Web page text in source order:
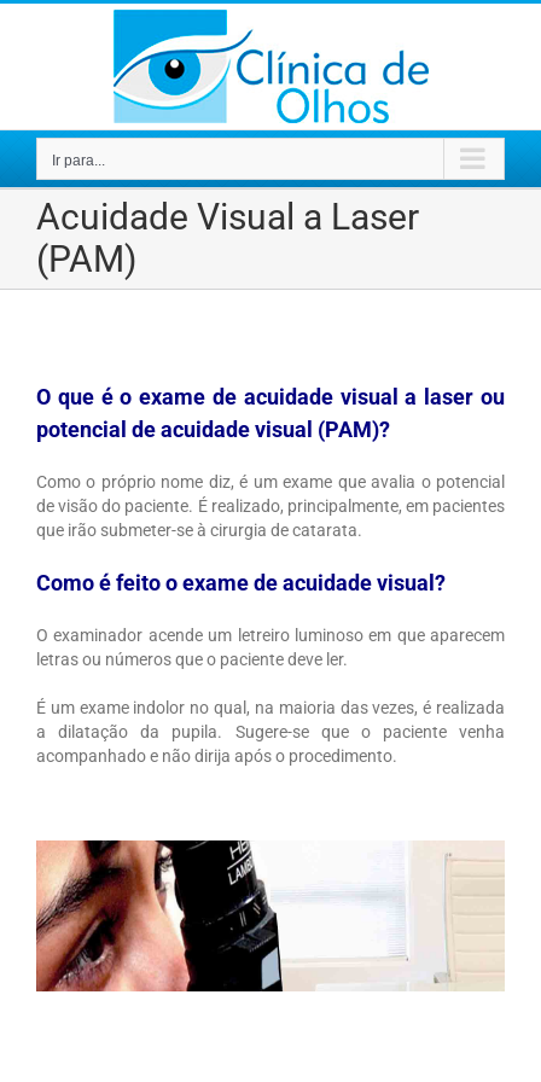
Ir para...
Acuidade Visual a Laser
(PAM)
O que é o exame de acuidade visual a laser ou
potencial de acuidade visual (PAM)?
Como o próprio nome diz, é um exame que avalia o potencial
de visão do paciente. É realizado, principalmente, em pacientes
que irão submeter-se à cirurgia de catarata.
Como é feito o exame de acuidade visual?
O examinador acende um letreiro luminoso em que aparecem
letras ou números que o paciente deve ler.
É um exame indolor no qual, na maioria das vezes, é realizada
a dilatação da pupila. Sugere-se que o paciente venha
acompanhado e não dirija após o procedimento.